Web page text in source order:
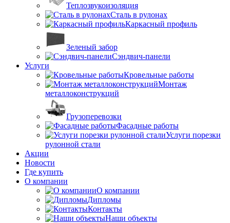
Теплозвукоизоляция
Сталь в рулонах
Каркасный профиль
Зеленый забор
Сэндвич-панели
Услуги
Кровельные работы
Монтаж
металлоконструкций
Грузоперевозки
Фасадные работы
Услуги порезки
рулонной стали
Акции
Новости
Где купить
О компании
О компании
Дипломы
Контакты
Наши объекты